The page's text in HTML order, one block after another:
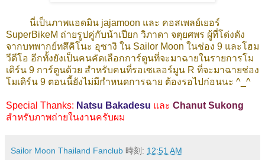
นี่เป็นภาพแอดมิน jajamoon และ คอสเพลย์เยอร์
SuperBikeM ถ่ายรูปคู่กับน้าเปียก วิภาดา จตุยศพร ผู้ที่โด่งดัง
จากบทพากย์ทสึคิโนะ อุซางิ ใน Sailor Moon ในช่อง 9 และโฮม
วีดีโอ อีกทั้งยังเป็นคนคัดเลือกการ์ตูนที่จะมาฉายในรายการโม
เดิร์น 9 การ์ตูนด้วย สำหรับคนที่รอเซเลอร์มูน R ที่จะมาฉายช่อง
โมเดิร์น 9 ตอนนี้ยังไม่มีกำหนดการฉาย ต้องรอไปก่อนนะ ^_^
Special Thanks: Natsu Bakadesu และ Chanut Sukong
สำหรับภาพถ่ายในงานครับผม
Sailor Moon Thailand Fanclub 時刻: 12:51 AM